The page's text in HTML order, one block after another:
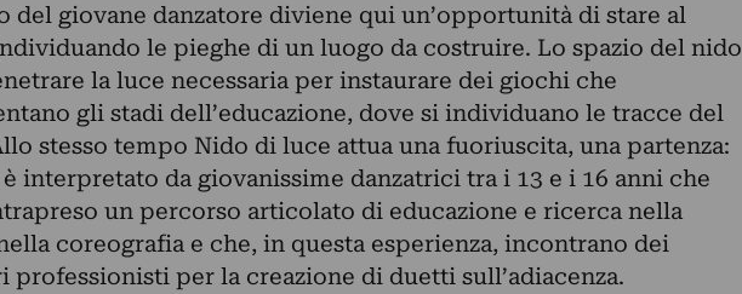
del giovane danzatore diviene qui un’opportunità di stare al
le pieghe di un luogo da costruire. Lo spazio del nido
la luce necessaria per instaurare dei giochi che
gli stadi dell’educazione, dove si individuano le tracce del
stesso tempo Nido di luce attua una fuoriuscita, una partenza:
interpretato da giovanissime danzatrici tra i 13 e i 16 anni che
un percorso articolato di educazione e ricerca nella
coreografia e che, in questa esperienza, incontrano dei
professionisti per la creazione di duetti sull’adiacenza.